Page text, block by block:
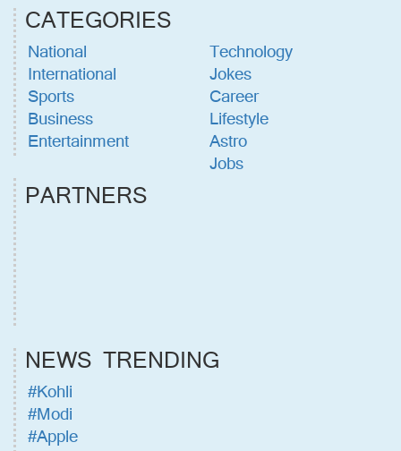
CATEGORIES
National
International
Sports
Business
Entertainment
Technology
Jokes
Career
Lifestyle
Astro
Jobs
PARTNERS
NEWS TRENDING
#Kohli
#Modi
#Apple